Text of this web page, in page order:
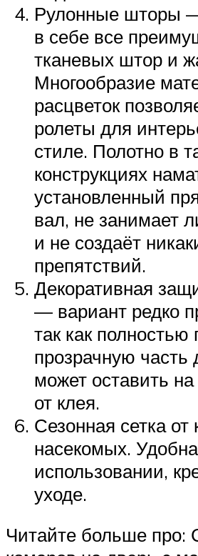
Рулонные шторы
в себе все
тканевых штор и
Многообразие
расцветок
ролеты для
стиле. Полотно в
конструкциях
установленный
вал, не занимает
и не создаёт
препятствий.
Декоративная
— вариант редко
так как полностью
прозрачную часть
может оставить
от клея.
Сезонная сетка от
насекомых.
использовании,
уходе.
Читайте больше про: